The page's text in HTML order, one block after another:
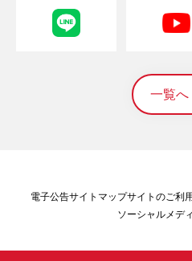
一覧へ
電子公告サイトマップサイトのご利
ソーシャルメデ